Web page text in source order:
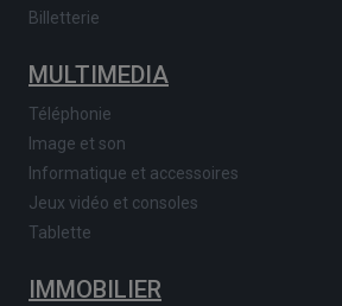
Billetterie
MULTIMEDIA
Téléphonie
Image et son
Informatique et accessoires
Jeux vidéo et consoles
Tablette
IMMOBILIER